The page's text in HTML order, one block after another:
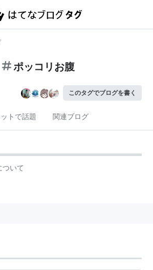
ポッコリお腹
このタグでブログを書く
トで話題 関連ブログ
ついて